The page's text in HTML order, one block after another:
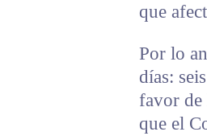
que
Por lo
días:
favor de
que el